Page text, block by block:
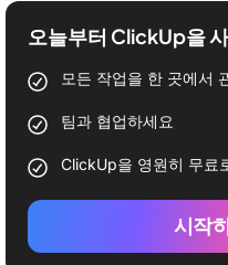
오늘부터 ClickUp을
모든 작업을 한 곳에서
팀과 협업하세요
ClickUp을 영원히 무료
시작